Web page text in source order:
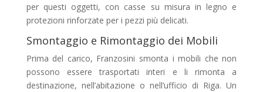
per questi oggetti, con casse su misura in legno e
protezioni rinforzate per i pezzi più delicati.
Smontaggio e Rimontaggio dei Mobili
Prima del carico, Franzosini smonta i mobili che non
possono essere trasportati interi e li rimonta a
destinazione, nell’abitazione o nell’ufficio di Riga. Un